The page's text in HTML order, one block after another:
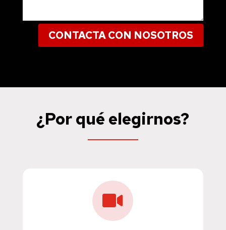
CONTACTA CON NOSOTROS
¿Por qué elegirnos?
